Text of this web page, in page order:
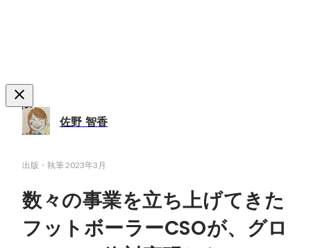
佐野 智香
出版・執筆2023年3月
数々の事業を立ち上げてきた
フットボーラーCSOが、グロ